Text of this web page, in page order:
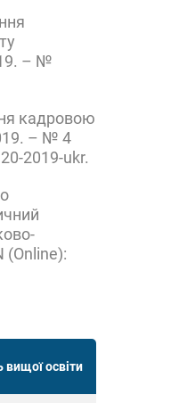
– №
кадровою
– № 4
2019-ukr.
(Online):
вищої освіти